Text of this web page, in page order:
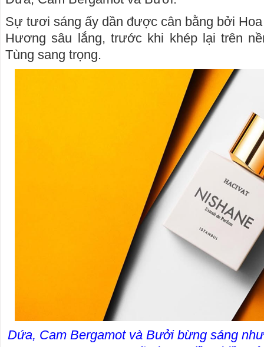
Sự tươi sáng ấy dần được cân bằng bởi
Hương sâu lắng, trước khi khép lại trên
Tùng sang trọng.
Dứa, Cam Bergamot và Bưởi bừng sáng